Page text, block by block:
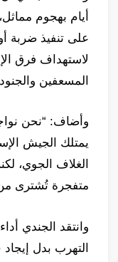
أيام بهجوم
على تنفيذ ضربة
لاستهداف فرق
المسعفين
وأضاف: “نحن
يمتلك الجيش
الغلاف الجوي،
متفجرة تُشترى
وانتقد الجندي
التهرب بدل